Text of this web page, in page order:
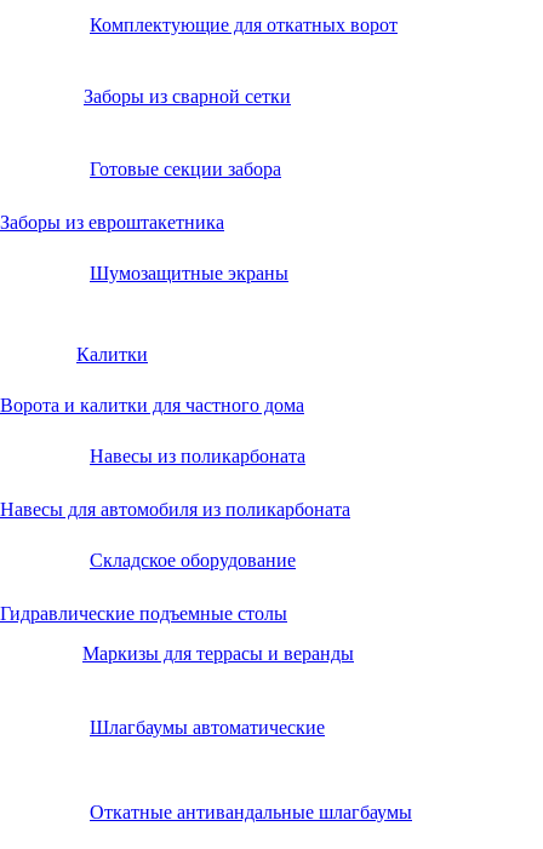
Комплектующие для откатных ворот
Заборы из сварной сетки
Готовые секции забора
Заборы из евроштакетника
Шумозащитные экраны
Калитки
Ворота и калитки для частного дома
Навесы из поликарбоната
Навесы для автомобиля из поликарбоната
Складское оборудование
Гидравлические подъемные столы
Маркизы для террасы и веранды
Шлагбаумы автоматические
Откатные антивандальные шлагбаумы